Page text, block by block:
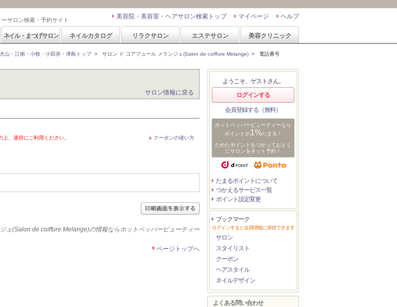
サロン検索・予約サイト ヘルプ
マイページ
美容院・美容室・ヘアサロン検索トップ
ネイル・まつげサロン ネイルカタログ リラクサロン エステサロン 美容クリニック
山・江南・小牧・小田井・津島トップ> サロン ド コアフュール メランジェ(Salon de coiffure Melange) > 電話番号
サロン情報に戻る
、適切にご利用ください。 クーポンの使い方
ェ(Salon de coiffure Melange)の情報ならホットペッパービューティー
ページトップへ
ようこそ、ゲストさん。
ログインする
会員登録する（無料）
ホットペッパービューティーなら
ポイントが1%たまる！
ためたポイントをつかっておとく
にサロンをネット予約！
たまるポイントについて
つかえるサービス一覧
ポイント設定変更
ブックマーク
ログインすると会員情報に保存できます
サロン
スタイリスト
クーポン
ヘアスタイル
ネイルデザイン
よくある問い合わせ